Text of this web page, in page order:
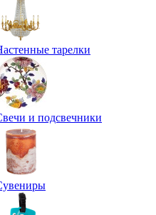
тарелки
и подсвечники